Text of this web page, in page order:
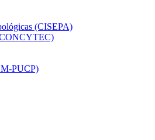
(CISEPA)
PUCP)